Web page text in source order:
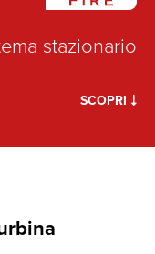
stazionario
SCOPRI